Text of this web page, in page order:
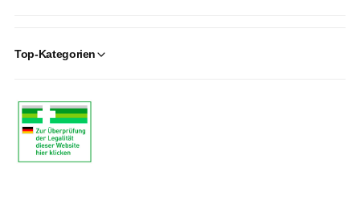
Top-Kategorien